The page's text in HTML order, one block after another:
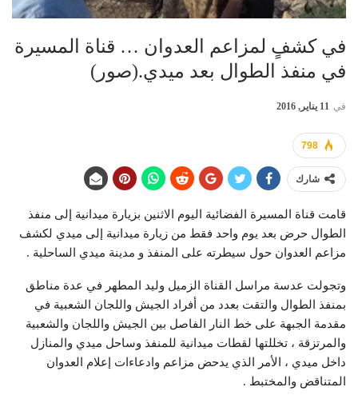
في كشفٍ لمزاعم العدوان … قناة المسيرة
في منفذ الطوال بعد ميدي.(صور)
في 11 يناير, 2016
798
شارك
قامت قناة المسيرة الفضائية اليوم الاثنين بزيارة ميدانية إلى منفذ
الطوال حرض بعد يوم واحد فقط من زيارة ميدانية إلى ميدي لكشف
مزاعم العدوان حول سيطرته على المنفذ و مدينة ميدي الساحلية .
وتجولت عدسة مراسل القناة الزميل وليد المطهر في عدة مناطق
بمنفذ الطوال والتقت بعدد من أفراد الجيش واللجان الشعبية في
مقدمة الجبهة على خط النار الفاصل بين الجيش واللجان والشعبية
والمرتزقة ، تخللتها لقطات ميدانية للمنفذ وساحل ميدي والمنازل
داخل ميدي ، الأمر الذي يدحض مزاعم وادعاءات إعلام العدوان
المتناقض والمختبط .